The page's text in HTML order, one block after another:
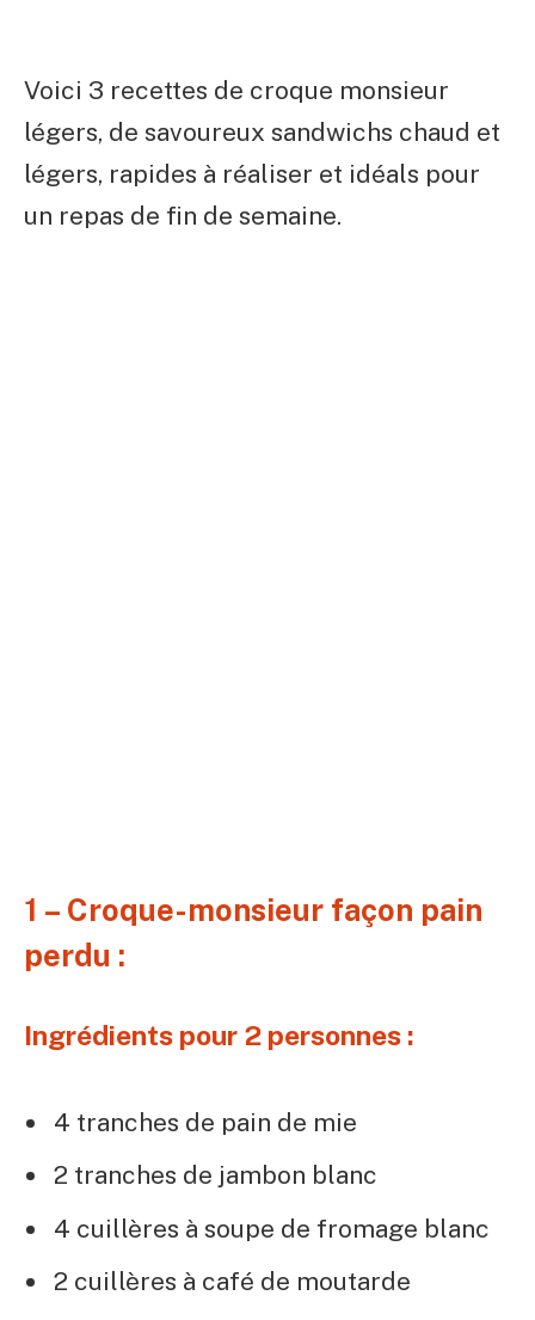
Voici 3 recettes de croque monsieur
légers, de savoureux sandwichs chaud et
légers, rapides à réaliser et idéals pour
un repas de fin de semaine.
1 – Croque-monsieur façon pain
perdu :
Ingrédients pour 2 personnes :
4 tranches de pain de mie
2 tranches de jambon blanc
4 cuillères à soupe de fromage blanc
2 cuillères à café de moutarde